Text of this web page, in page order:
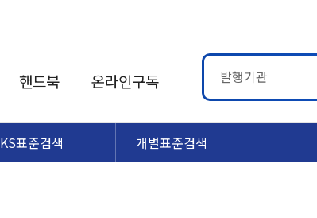
핸드북 온라인구독 발행기관
KS표준검색 개별표준검색